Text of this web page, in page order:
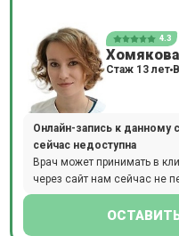
4.3
Стаж 13 лет
Онлайн-запись к данному
сейчас недоступна
Врач может принимать в
через сайт нам сейчас не